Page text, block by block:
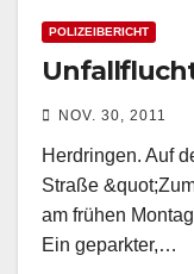
POLIZEIBERICHT
NOV. 30, 2011
Herdringen. Auf
Straße
am frühen
Ein geparkter,…